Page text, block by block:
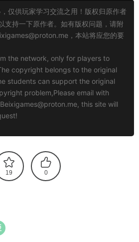
仅供玩家学习交流之用！版权归原作者
支持一下原作者。如有版权问题，请附
，本站将应您的要
the network, only for players to
copyright belongs to the original
students can support the original
problem,Please email with
Beixigames@proton.me, this site will
19 0